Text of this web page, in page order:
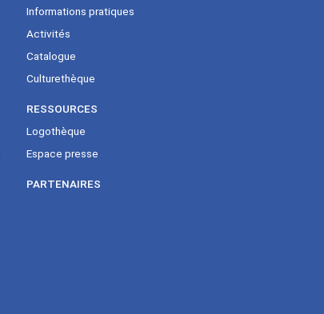
Informations pratiques
Activités
Catalogue
Culturethèque
RESSOURCES
Logothèque
Espace presse
PARTENAIRES